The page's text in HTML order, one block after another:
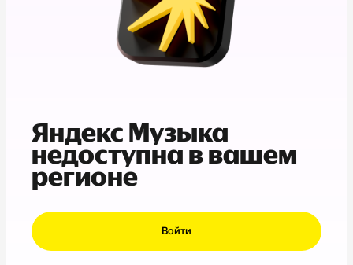
Яндекс Музыка
недоступна в вашем
регионе
Войти